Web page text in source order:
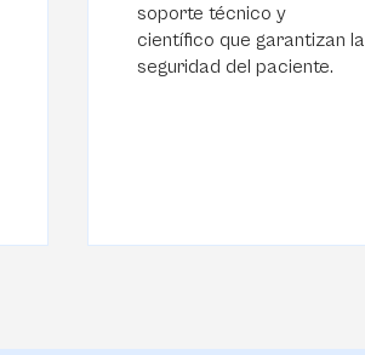
soporte técnico y
científico que garantizan la
seguridad del paciente.